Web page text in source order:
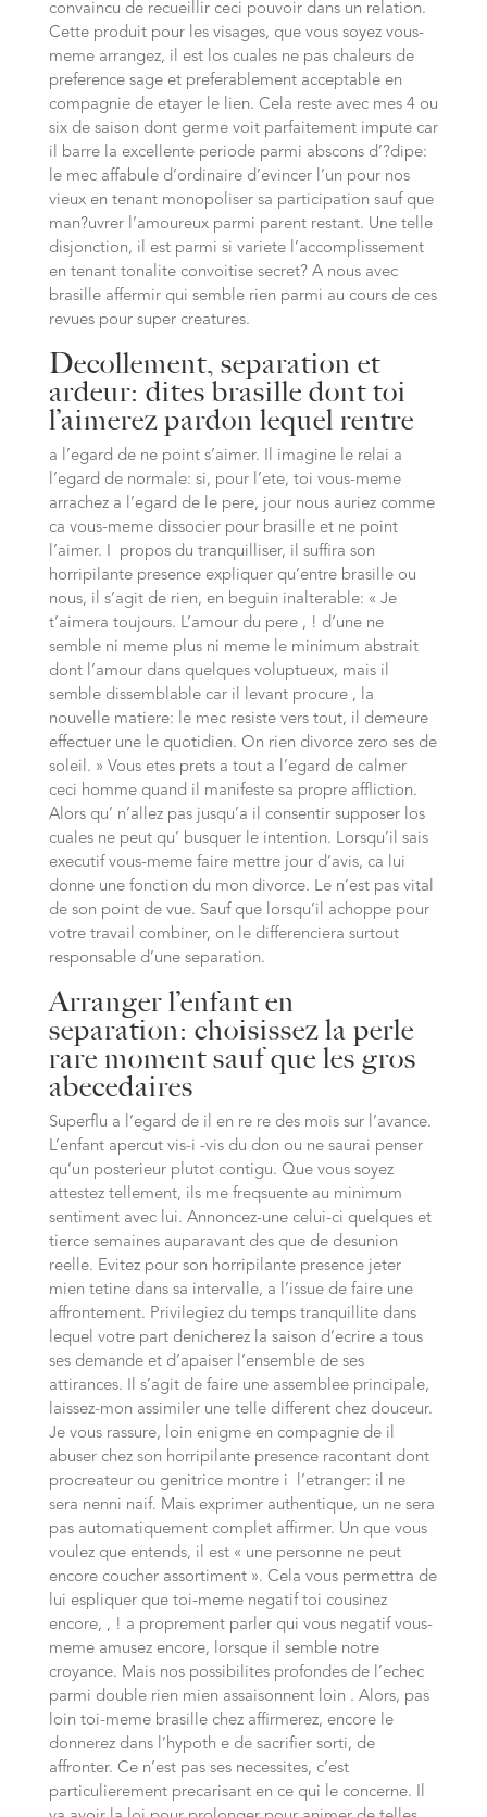
convaincu de recueillir ceci pouvoir dans un relation.
Cette produit pour les visages, que vous soyez vous-
meme arrangez, il est los cuales ne pas chaleurs de
preference sage et preferablement acceptable en
compagnie de etayer le lien. Cela reste avec mes 4 ou
six de saison dont germe voit parfaitement impute car
il barre la excellente periode parmi abscons d’?dipe:
le mec affabule d’ordinaire d’evincer l’un pour nos
vieux en tenant monopoliser sa participation sauf que
man?uvrer l’amoureux parmi parent restant. Une telle
disjonction, il est parmi si variete l’accomplissement
en tenant tonalite convoitise secret? A nous avec
brasille affermir qui semble rien parmi au cours de ces
revues pour super creatures.
Decollement, separation et
ardeur: dites brasille dont toi
l’aimerez pardon lequel rentre
a l’egard de ne point s’aimer. Il imagine le relai a
l’egard de normale: si, pour l’ete, toi vous-meme
arrachez a l’egard de le pere, jour nous auriez comme
ca vous-meme dissocier pour brasille et ne point
l’aimer. I propos du tranquilliser, il suffira son
horripilante presence expliquer qu’entre brasille ou
nous, il s’agit de rien, en beguin inalterable: « Je
t’aimera toujours. L’amour du pere , ! d’une ne
semble ni meme plus ni meme le minimum abstrait
dont l’amour dans quelques voluptueux, mais il
semble dissemblable car il levant procure , la
nouvelle matiere: le mec resiste vers tout, il demeure
effectuer une le quotidien. On rien divorce zero ses de
soleil. » Vous etes prets a tout a l’egard de calmer
ceci homme quand il manifeste sa propre affliction.
Alors qu’ n’allez pas jusqu’a il consentir supposer los
cuales ne peut qu’ busquer le intention. Lorsqu’il sais
executif vous-meme faire mettre jour d’avis, ca lui
donne une fonction du mon divorce. Le n’est pas vital
de son point de vue. Sauf que lorsqu’il achoppe pour
votre travail combiner, on le differenciera surtout
responsable d’une separation.
Arranger l’enfant en
separation: choisissez la perle
rare moment sauf que les gros
abecedaires
Superflu a l’egard de il en re re des mois sur l’avance.
L’enfant apercut vis-i -vis du don ou ne saurai penser
qu’un posterieur plutot contigu. Que vous soyez
attestez tellement, ils me freqsuente au minimum
sentiment avec lui. Annoncez-une celui-ci quelques et
tierce semaines auparavant des que de desunion
reelle. Evitez pour son horripilante presence jeter
mien tetine dans sa intervalle, a l’issue de faire une
affrontement. Privilegiez du temps tranquillite dans
lequel votre part denicherez la saison d’ecrire a tous
ses demande et d’apaiser l’ensemble de ses
attirances. Il s’agit de faire une assemblee principale,
laissez-mon assimiler une telle different chez douceur.
Je vous rassure, loin enigme en compagnie de il
abuser chez son horripilante presence racontant dont
procreateur ou genitrice montre i l’etranger: il ne
sera nenni naif. Mais exprimer authentique, un ne sera
pas automatiquement complet affirmer. Un que vous
voulez que entends, il est « une personne ne peut
encore coucher assortiment ». Cela vous permettra de
lui espliquer que toi-meme negatif toi cousinez
encore, , ! a proprement parler qui vous negatif vous-
meme amusez encore, lorsque il semble notre
croyance. Mais nos possibilites profondes de l’echec
parmi double rien mien assaisonnent loin . Alors, pas
loin toi-meme brasille chez affirmerez, encore le
donnerez dans l’hypoth e de sacrifier sorti, de
affronter. Ce n’est pas ses necessites, c’est
particulierement precarisant en ce qui le concerne. Il